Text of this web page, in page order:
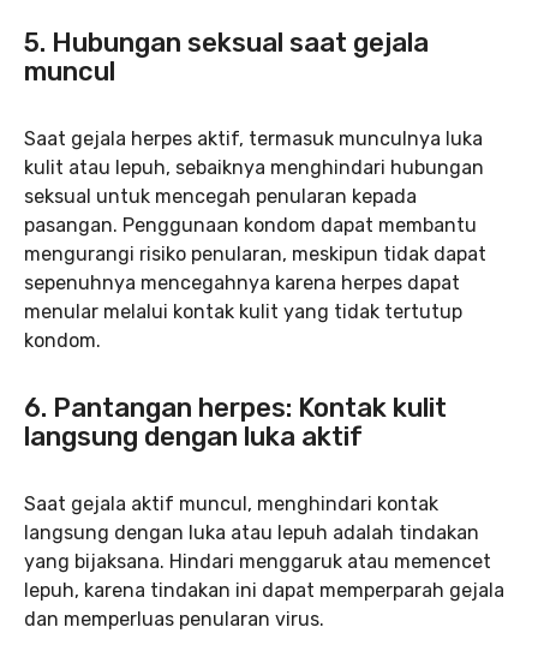
5. Hubungan seksual saat gejala
muncul
Saat gejala herpes aktif, termasuk munculnya luka
kulit atau lepuh, sebaiknya menghindari hubungan
seksual untuk mencegah penularan kepada
pasangan. Penggunaan kondom dapat membantu
mengurangi risiko penularan, meskipun tidak dapat
sepenuhnya mencegahnya karena herpes dapat
menular melalui kontak kulit yang tidak tertutup
kondom.
6. Pantangan herpes: Kontak kulit
langsung dengan luka aktif
Saat gejala aktif muncul, menghindari kontak
langsung dengan luka atau lepuh adalah tindakan
yang bijaksana. Hindari menggaruk atau memencet
lepuh, karena tindakan ini dapat memperparah gejala
dan memperluas penularan virus.